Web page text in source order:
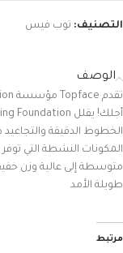
التصنيف: توب فيس
الوصف
تقدم مؤسسة
أجلك! يقلل
الخطوط الدقيقة والتجاعيد
المكونات النشطة التي توفر
متوسطة إلى عالية وزن
طويلة الأمد
مرتبط